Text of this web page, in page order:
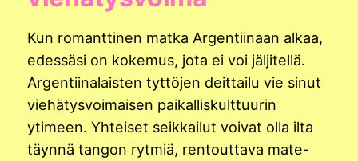
Kun romanttinen matka Argentiinaan alkaa,
edessäsi on kokemus, jota ei voi jäljitellä.
Argentiinalaisten tyttöjen deittailu vie sinut
viehätysvoimaisen paikalliskulttuurin
ytimeen. Yhteiset seikkailut voivat olla ilta
täynnä tangon rytmiä, rentouttava mate-